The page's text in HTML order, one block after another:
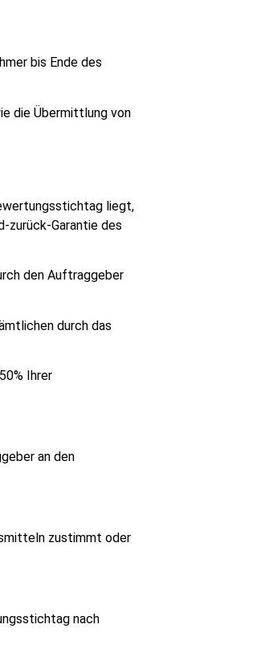
bis Ende des
die Übermittlung von
liegt,
zurück-Garantie des
den Auftraggeber
durch das
Ihrer
an den
zustimmt oder
nach